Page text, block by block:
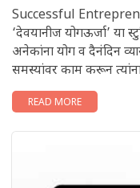
Successful
‘देवयानीज योगऊर्जा’ या
अनेकांना योग व दैनंदिन
समस्यांवर काम करून
READ MORE